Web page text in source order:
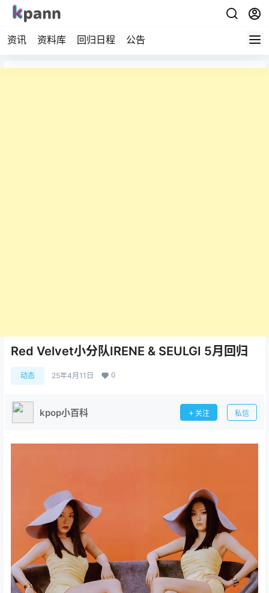
资讯 资料库 回归日程 公告
Red Velvet小分队IRENE & SEULGI 5月回归
动态 25年4月11日 0
kpop小百科 关注 私信